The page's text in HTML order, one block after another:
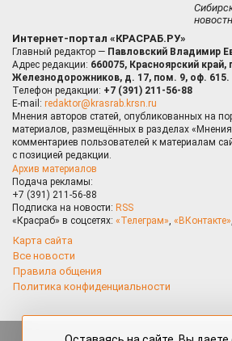
Интернет-портал «КРАСРАБ.РУ»
Главный редактор — Павловский Владимир
Адрес редакции: 660075, Красноярский край,
Железнодорожников, д. 17, пом. 9, оф. 615.
Телефон редакции: +7 (391) 211-56-88
E-mail: redaktor@krasrab.krsn.ru
Мнения авторов статей, опубликованных на
материалов, размещённых в разделах
комментариев пользователей к материалам
с позицией редакции.
Архив материалов
Подача рекламы:
+7 (391) 211-56-88
Подписка на новости: RSS
«Красраб» в соцсетях: «Телеграм», «ВКонтакте»,
Карта сайта
Все новости
Правила общения
Политика конфиденциальности